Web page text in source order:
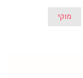
מוקי